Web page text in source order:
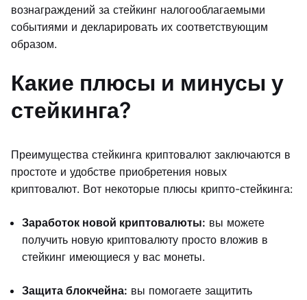
вознаграждений за стейкинг налогооблагаемыми
событиями и декларировать их соответствующим
образом.
Какие плюсы и минусы у
стейкинга?
Преимущества стейкинга криптовалют заключаются в
простоте и удобстве приобретения новых
криптовалют. Вот некоторые плюсы крипто-стейкинга:
Заработок новой криптовалюты: вы можете
получить новую криптовалюту просто вложив в
стейкинг имеющиеся у вас монеты.
Защита блокчейна: вы помогаете защитить